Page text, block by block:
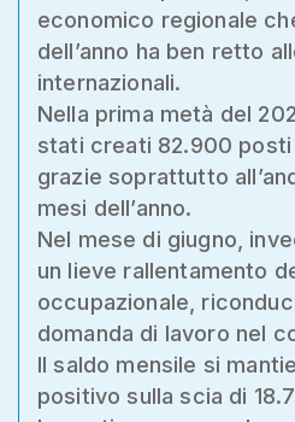
economico regionale
dell’anno ha ben retto
internazionali.
Nella prima metà del
stati creati 82.900 posti
grazie soprattutto
mesi dell’anno.
Nel mese di giugno,
un lieve rallentamento
occupazionale,
domanda di lavoro nel
Il saldo mensile si
positivo sulla scia di